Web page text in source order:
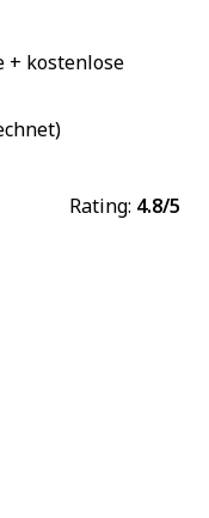
+ kostenlose
Rating: 4.8/5